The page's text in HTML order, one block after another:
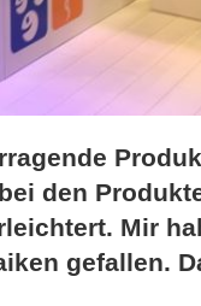
den
Mir
gefallen.